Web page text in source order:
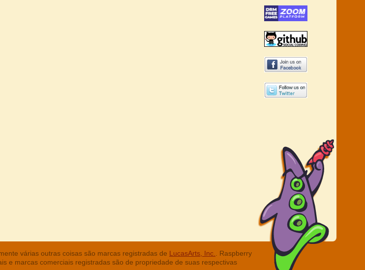
várias outras coisas são marcas registradas de LucasArts, Inc.
. Raspberry
e marcas comerciais registradas são de propriedade de suas respectivas